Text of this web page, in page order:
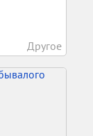
Другое